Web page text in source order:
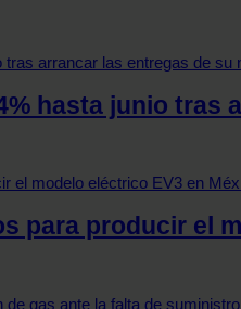
hasta junio
para producir el